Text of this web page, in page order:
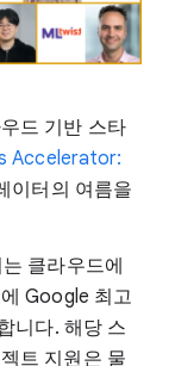
드 기반 스타
Accelerator:
이터의 여름을
클라우드에
Google 최고
니다. 해당 스
트 지원은 물